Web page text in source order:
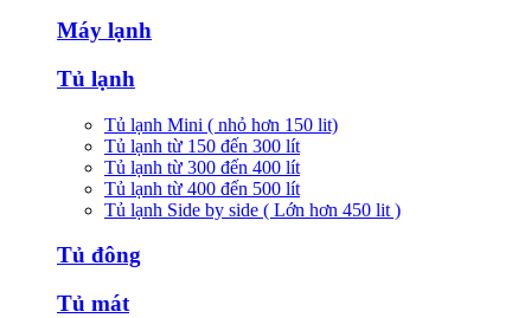
Máy lạnh
Tủ lạnh
Tủ lạnh Mini ( nhỏ hơn 150 lit)
Tủ lạnh từ 150 đến 300 lít
Tủ lạnh từ 300 đến 400 lít
Tủ lạnh từ 400 đến 500 lít
Tủ lạnh Side by side ( Lớn hơn 450 lit )
Tủ đông
Tủ mát